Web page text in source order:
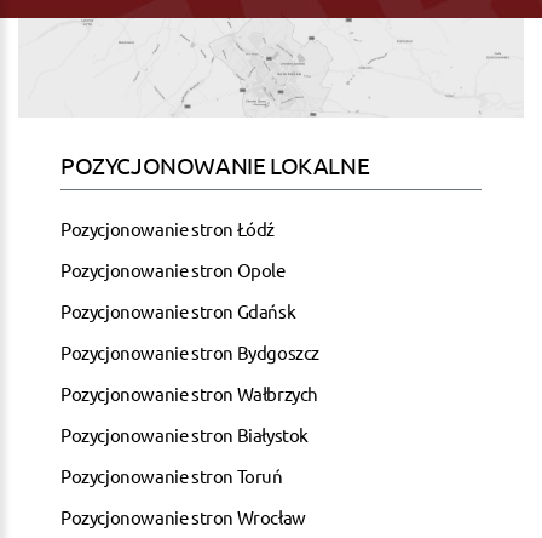
POZYCJONOWANIE LOKALNE
Pozycjonowanie stron Łódź
Pozycjonowanie stron Opole
Pozycjonowanie stron Gdańsk
Pozycjonowanie stron Bydgoszcz
Pozycjonowanie stron Wałbrzych
Pozycjonowanie stron Białystok
Pozycjonowanie stron Toruń
Pozycjonowanie stron Wrocław